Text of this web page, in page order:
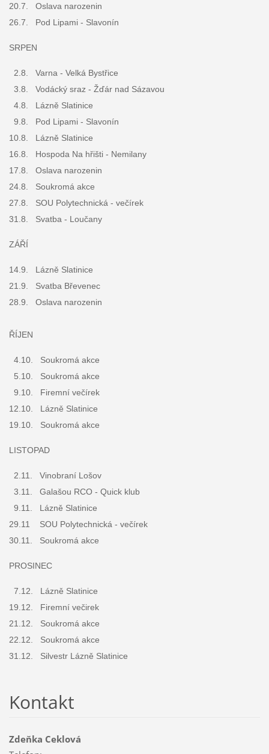
20.7. Oslava narozenin
26.7. Pod Lipami - Slavonín
SRPEN
2.8. Varna - Velká Bystřice
3.8. Vodácký sraz - Žďár nad Sázavou
4.8. Lázně Slatinice
9.8. Pod Lipami - Slavonín
10.8. Lázně Slatinice
16.8. Hospoda Na hřišti - Nemilany
17.8. Oslava narozenin
24.8. Soukromá akce
27.8. SOU Polytechnická - večírek
31.8. Svatba - Loučany
ZÁŘÍ
14.9. Lázně Slatinice
21.9. Svatba Břevenec
28.9. Oslava narozenin
ŘÍJEN
4.10. Soukromá akce
5.10. Soukromá akce
9.10. Firemní večírek
12.10. Lázně Slatinice
19.10. Soukromá akce
LISTOPAD
2.11. Vinobraní Lošov
3.11. Galašou RCO - Quick klub
9.11. Lázně Slatinice
29.11 SOU Polytechnická - večírek
30.11. Soukromá akce
PROSINEC
7.12. Lázně Slatinice
19.12. Firemní večirek
21.12. Soukromá akce
22.12. Soukromá akce
31.12. Silvestr Lázně Slatinice
Kontakt
Zdeňka Ceklová